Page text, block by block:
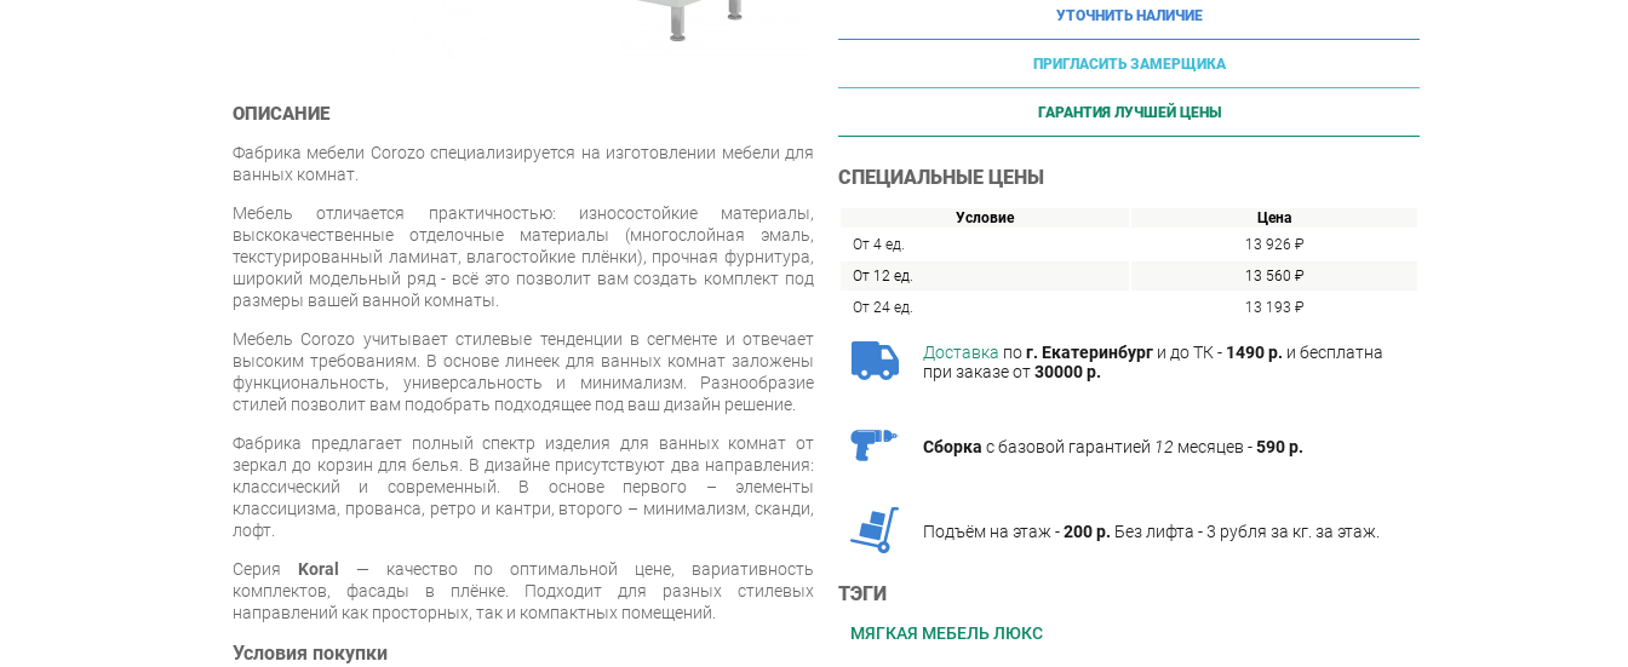
УТОЧНИТЬ НАЛИЧИЕ
ПРИГЛАСИТЬ ЗАМЕРЩИКА
ГАРАНТИЯ ЛУЧШЕЙ ЦЕНЫ
СПЕЦИАЛЬНЫЕ ЦЕНЫ
Условие
Цена
От 4 ед.
13 926 ₽
От 12 ед.
13 560 ₽
От 24 ед.
13 193 ₽
Доставка пог. Екатеринбург и до ТК - 1490 р. и бесплатна
при заказе от30000 р.
Сборка с базовой гарантией 12 месяцев -590 р.
Подъём на этаж -200 р. Без лифта - 3 рубля за кг. за этаж.
ТЭГИ
МЯГКАЯ МЕБЕЛЬ ЛЮКС
ОПИСАНИЕ
Фабрика мебели Corozo специализируется на изготовлении мебели для
ванных комнат.
Мебель отличается практичностью: износостойкие материалы,
выскокачественные отделочные материалы (многослойная эмаль,
текстурированный ламинат, влагостойкие плёнки), прочная фурнитура,
широкий модельный ряд - всё это позволит вам создать комплект под
размеры вашей ванной комнаты.
Мебель Corozo учитывает стилевые тенденции в сегменте и отвечает
высоким требованиям. В основе линеек для ванных комнат заложены
функциональность, универсальность и минимализм. Разнообразие
стилей позволит вам подобрать подходящее под ваш дизайн решение.
Фабрика предлагает полный спектр изделия для ванных комнат от
зеркал до корзин для белья. В дизайне присутствуют два направления:
классический и современный. В основе первого – элементы
классицизма, прованса, ретро и кантри, второго – минимализм, сканди,
лофт.
Серия Koral
— качество по оптимальной цене, вариативность
комплектов, фасады в плёнке. Подходит для разных стилевых
направлений как просторных, так и компактных помещений.
Условия покупки